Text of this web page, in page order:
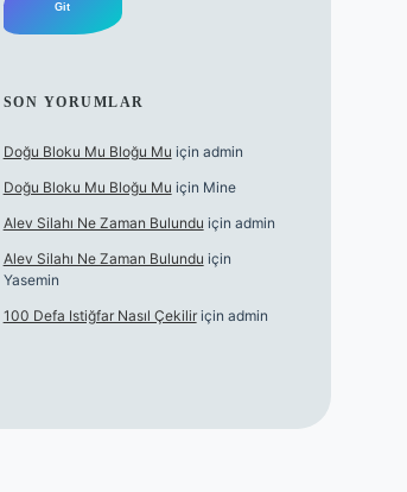
SON YORUMLAR
Doğu Bloku Mu Bloğu Mu için admin
Doğu Bloku Mu Bloğu Mu için Mine
Alev Silahı Ne Zaman Bulundu için admin
Alev Silahı Ne Zaman Bulundu için
Yasemin
100 Defa Istiğfar Nasıl Çekiliriçin admin